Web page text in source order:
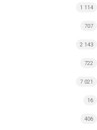
1 114
707
2 143
722
7 021
16
406